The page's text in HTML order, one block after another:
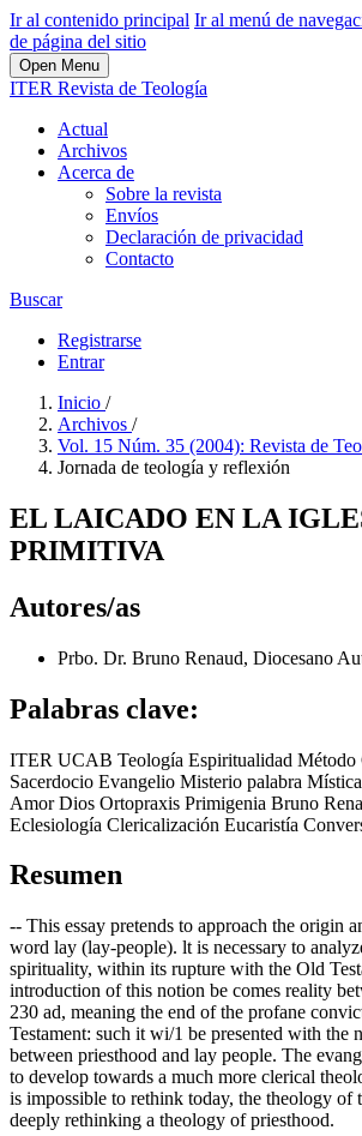
Ir al contenido principal Ir al menú de
de página del sitio
Open Menu
ITER Revista de Teología
Actual
Archivos
Acerca de
Sobre la revista
Envíos
Declaración de privacidad
Contacto
Buscar
Registrarse
Entrar
Inicio /
Archivos /
Vol. 15 Núm. 35 (2004): Revista de
Jornada de teología y reflexión
EL LAICADO EN LA
PRIMITIVA
Autores/as
Prbo. Dr. Bruno Renaud, Diocesano
Palabras clave:
ITER UCAB Teología Espiritualidad Método
Sacerdocio Evangelio Misterio palabra
Amor Dios Ortopraxis Primigenia Bruno
Eclesiología Clericalización Eucaristía
Resumen
-- This essay pretends to approach the origin
word lay (lay-people). lt is necessary to
spirituality, within its rupture with the Old
introduction of this notion be comes reality
230 ad, meaning the end of the profane
Testament: such it wi/1 be presented with the
between priesthood and lay people. The
to develop towards a much more clerical
is impossible to rethink today, the theology of
deeply rethinking a theology of priesthood.